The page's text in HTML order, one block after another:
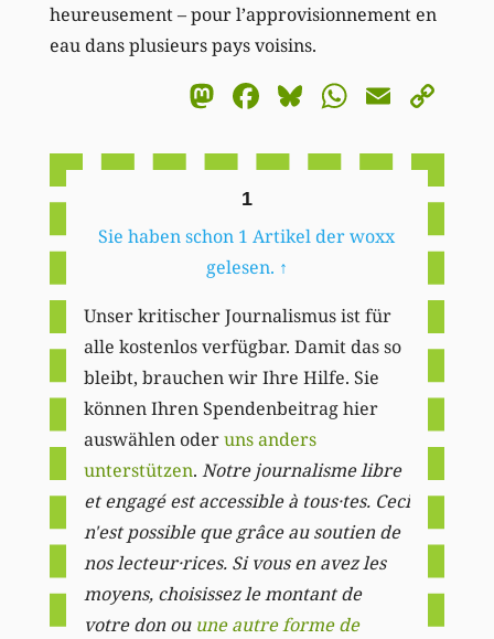
heureusement – pour l’approvisionnement en
eau dans plusieurs pays voisins.
Mastodon
Facebook
BlueskyEmail
1
Sie haben schon 1 Artikel der woxx
gelesen. ↑
Unser kritischer Journalismus ist für
alle kostenlos verfügbar. Damit das so
bleibt, brauchen wir Ihre Hilfe. Sie
können Ihren Spendenbeitrag hier
auswählen oderuns anders
unterstützen. Notre journalisme libre
et engagé est accessible à tous·tes. Ceci
n'est possible que grâce au soutien de
nos lecteur·rices. Si vous en avez les
moyens, choisissez le montant de
votre don ou une autre forme de